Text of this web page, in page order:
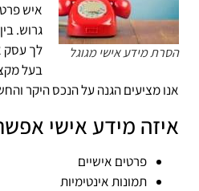
הסרת מידע אישי מגוגל
איש
גרוש.
לך עסק
בעל
אנו מציעים הגנה על הנכס היקר
איזה מידע אישי
פרטים אישיים
תמונות אינטימיות